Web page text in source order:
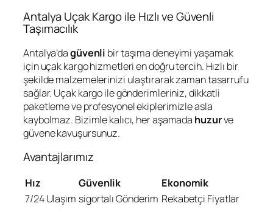
Antalya Uçak Kargo ile Hızlı ve Güvenli
Taşımacılık
Antalya’dagüvenli bir taşıma deneyimi yaşamak
için uçak kargo hizmetleri en doğru tercih. Hızlı bir
şekilde malzemelerinizi ulaştırarak zaman tasarrufu
sağlar. Uçak kargo ile gönderimleriniz, dikkatli
paketleme ve profesyonel ekiplerimizle asla
kaybolmaz. Bizimle kalıcı, her aşamada huzurve
güvene kavuşursunuz.
Avantajlarımız
Hız Güvenlik
Ekonomik
7/24 Ulaşım sigortalı Gönderim Rekabetçi Fiyatlar